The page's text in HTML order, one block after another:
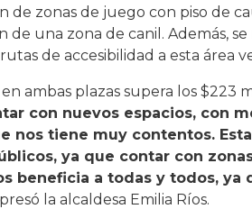
de zonas de juego con piso de
de una zona de canil. Además,
de accesibilidad a esta área
ambas plazas supera los $223
con nuevos espacios, con
nos tiene muy contentos.
ya que contar con
beneficia a todas y todos,
la alcaldesa Emilia Ríos.